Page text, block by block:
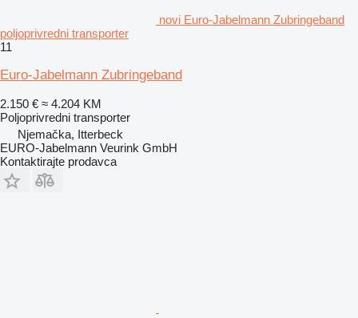
novi Euro-Jabelmann Zubringeband
poljoprivredni transporter
11
Euro-Jabelmann Zubringeband
2.150 € ≈ 4.204 KM
Poljoprivredni transporter
Njemačka, Itterbeck
EURO-Jabelmann Veurink GmbH
Kontaktirajte prodavca